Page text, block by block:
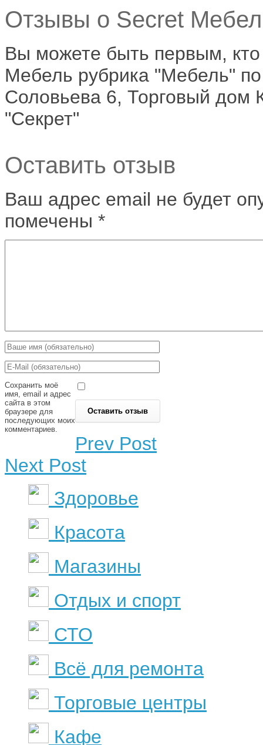
Отзывы о Secret
Вы можете быть первым,
Мебель рубрика "Мебель"
Соловьева 6, Торговый
"Секрет"
Оставить отзыв
Ваш адрес email не будет
помечены *
Сохранить моё
имя, email и адрес
сайта в этом
браузере для
последующих моих
комментариев.
Prev Post
Next Post
Здоровье
Красота
Магазины
Отдых и спорт
СТО
Всё для ремонта
Торговые центры
Кафе